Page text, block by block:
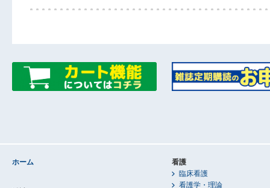
ホーム
看護
臨床看護
看護学・理論